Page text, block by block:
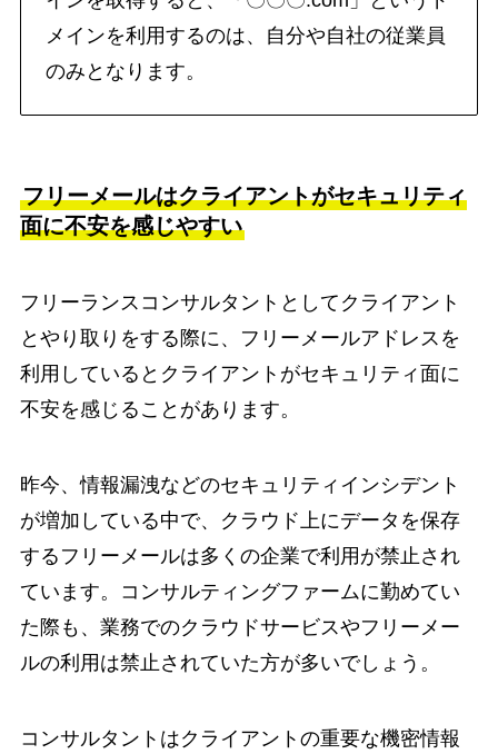
メインを利用するのは、自分や自社の従業員
のみとなります。
フリーメールはクライアントがセキュリティ
面に不安を感じやすい
フリーランスコンサルタントとしてクライアント
とやり取りをする際に、フリーメールアドレスを
利用しているとクライアントがセキュリティ面に
不安を感じることがあります。
昨今、情報漏洩などのセキュリティインシデント
が増加している中で、クラウド上にデータを保存
するフリーメールは多くの企業で利用が禁止され
ています。コンサルティングファームに勤めてい
た際も、業務でのクラウドサービスやフリーメー
ルの利用は禁止されていた方が多いでしょう。
コンサルタントはクライアントの重要な機密情報